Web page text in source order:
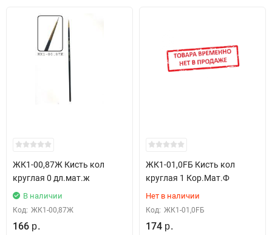
ЖК1-00,87Ж Кисть кол
круглая 0 дл.мат.ж
В наличии
Код: ЖК1-00,87Ж
166 р.
ЖК1-01,0FБ Кисть кол
круглая 1 Кор.Мат.Ф
Нет в наличии
Код: ЖК1-01,0FБ
174 р.